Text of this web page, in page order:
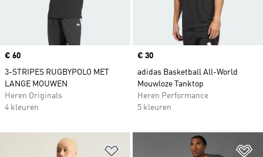
Price
€ 60
3-STRIPES RUGBYPOLO MET
LANGE MOUWEN
Heren Originals
4 kleuren
Price
€ 30
adidas Basketball All-World
Mouwloze Tanktop
Heren Performance
5 kleuren
Op verlanglijst zetten